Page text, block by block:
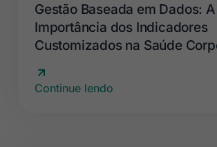
Gestão Baseada em Dados: A
Importância dos Indicadores
Customizados na Saúde
Continue lendo